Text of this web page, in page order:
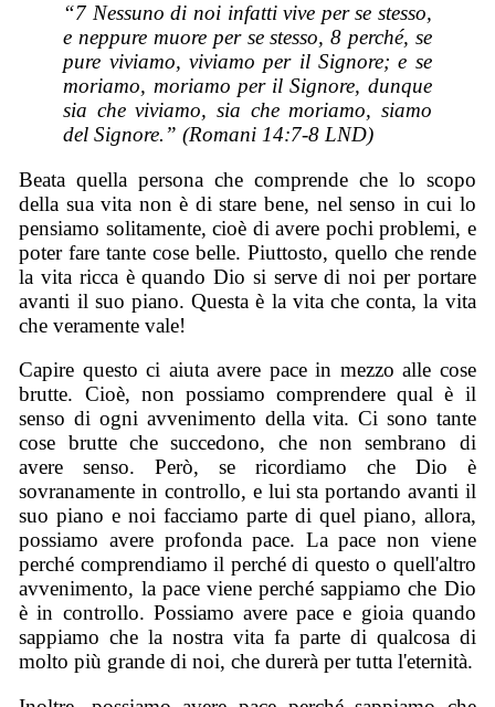
“7 Nessuno di noi infatti vive per se stesso,
e neppure muore per se stesso, 8 perché, se
pure viviamo, viviamo per il Signore; e se
moriamo, moriamo per il Signore, dunque
sia che viviamo, sia che moriamo, siamo
del Signore.” (Romani 14:7-8 LND)
Beata quella persona che comprende che lo scopo
della sua vita non è di stare bene, nel senso in cui lo
pensiamo solitamente, cioè di avere pochi problemi, e
poter fare tante cose belle. Piuttosto, quello che rende
la vita ricca è quando Dio si serve di noi per portare
avanti il suo piano. Questa è la vita che conta, la vita
che veramente vale!
Capire questo ci aiuta avere pace in mezzo alle cose
brutte. Cioè, non possiamo comprendere qual è il
senso di ogni avvenimento della vita. Ci sono tante
cose brutte che succedono, che non sembrano di
avere senso. Però, se ricordiamo che Dio è
sovranamente in controllo, e lui sta portando avanti il
suo piano e noi facciamo parte di quel piano, allora,
possiamo avere profonda pace. La pace non viene
perché comprendiamo il perché di questo o quell'altro
avvenimento, la pace viene perché sappiamo che Dio
è in controllo. Possiamo avere pace e gioia quando
sappiamo che la nostra vita fa parte di qualcosa di
molto più grande di noi, che durerà per tutta l'eternità.